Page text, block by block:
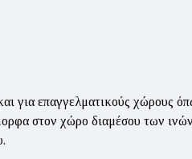
για επαγγελματικούς χώρους
στον χώρο διαμέσου των